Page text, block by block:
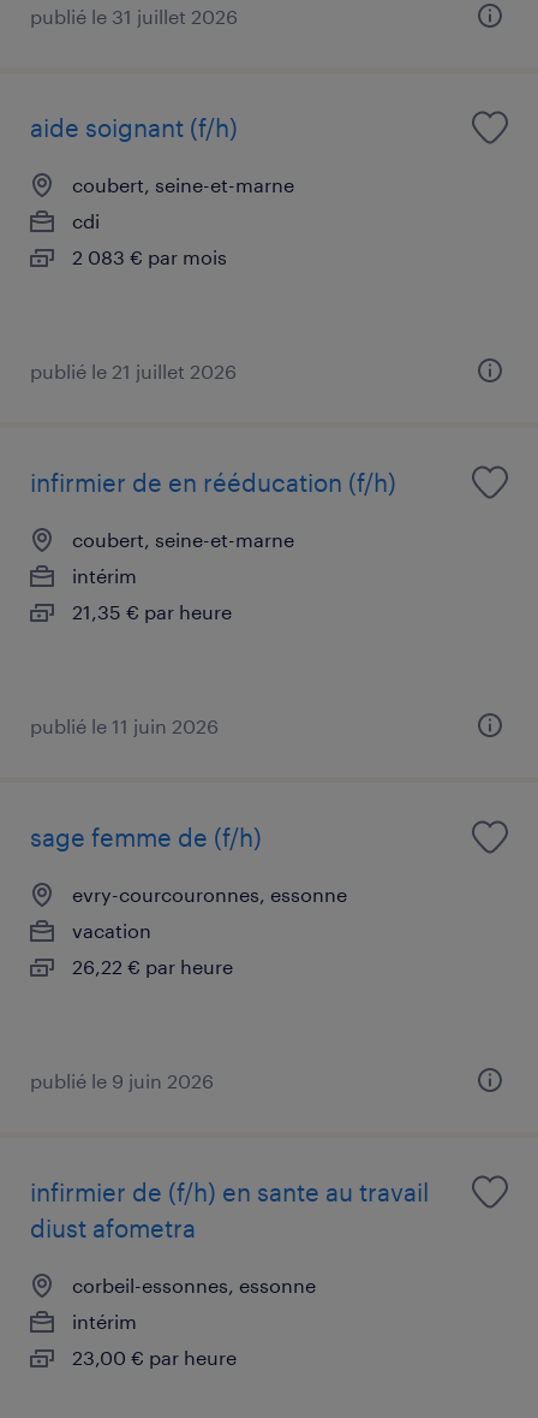
publié le 31 juillet 2026
aide soignant (f/h)
coubert, seine-et-marne
cdi
2 083 € par mois
publié le 21 juillet 2026
infirmier de en rééducation (f/h)
coubert, seine-et-marne
intérim
21,35 € par heure
publié le 11 juin 2026
sage femme de (f/h)
evry-courcouronnes, essonne
vacation
26,22 € par heure
publié le 9 juin 2026
infirmier de (f/h) en sante au travail
diust afometra
corbeil-essonnes, essonne
intérim
23,00 € par heure